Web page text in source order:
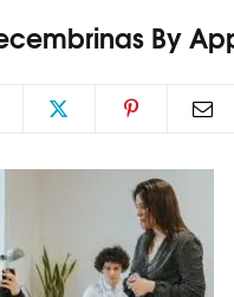
By